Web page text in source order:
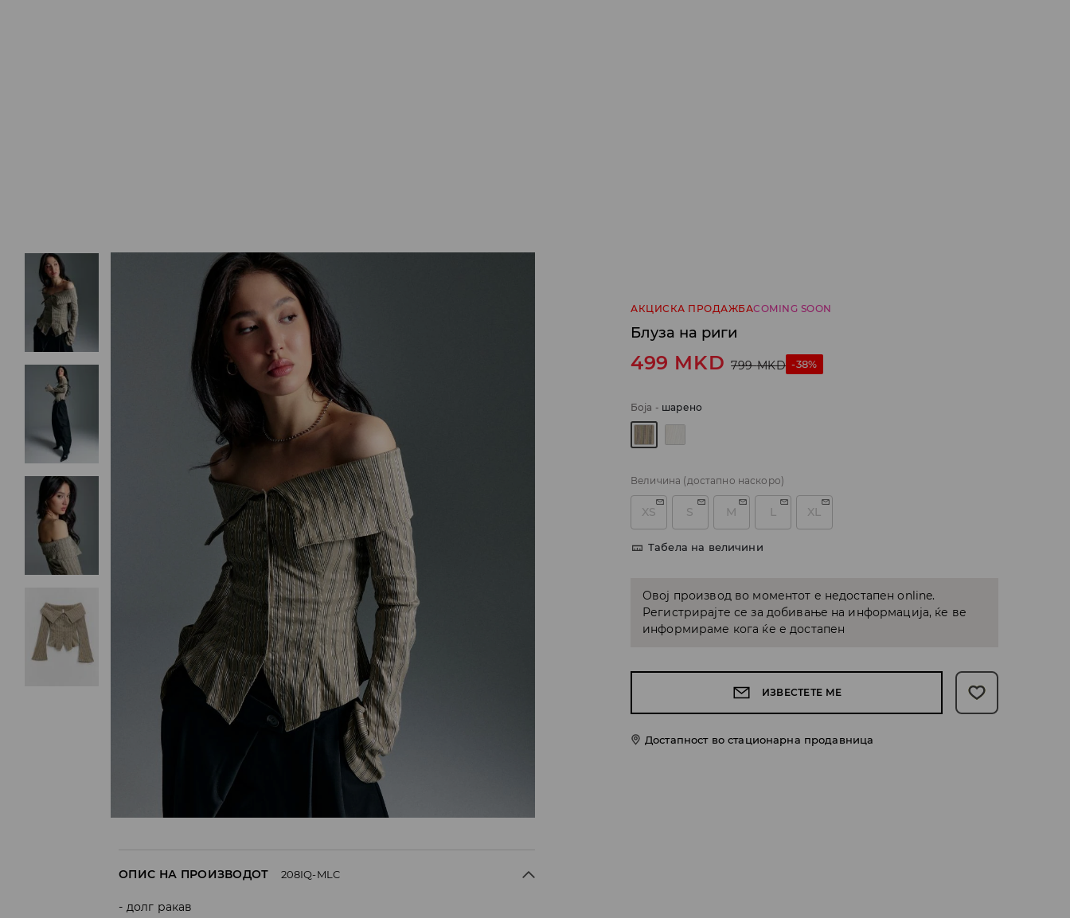
АКЦИСКА ПРОДАЖБАCOMING SOON
Блуза на риги
499 MKD 799 MKD -38%
Боја - шарено
Величина (достапно наскоро)
XS S M L XL
Табела на величини
Овој производ во моментот е недостапен online.
Регистрирајте се за добивање на информација, ќе ве
информираме кога ќе е достапен
ИЗВЕСТЕТЕ МЕ
Достапност во стационарна продавница
ОПИС НА ПРОИЗВОДОТ 208IQ-MLC
долг ракав